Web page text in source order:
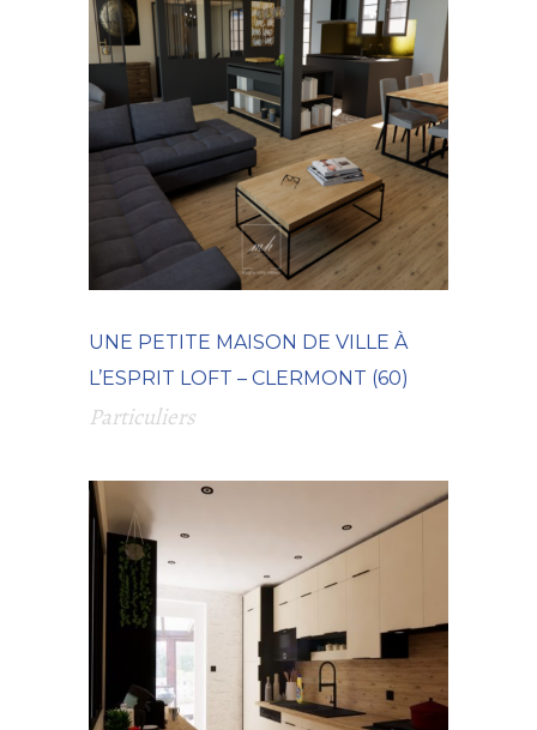
UNE PETITE MAISON DE VILLE À
L’ESPRIT LOFT – CLERMONT (60)
Particuliers